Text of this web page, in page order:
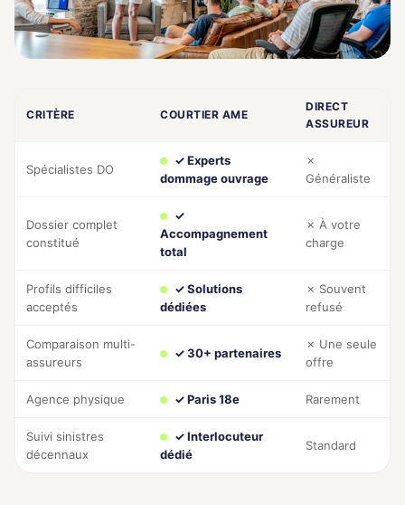
CRITÈRE COURTIER AME
DIRECT
ASSUREUR
Spécialistes DO
✓ Experts
dommage ouvrage
✗
Généraliste
Dossier complet
constitué
✓
Accompagnement
total
✗ À votre
charge
Profils difficiles
acceptés
✓ Solutions
dédiées
✗ Souvent
refusé
Comparaison multi-
assureurs
✓ 30+ partenaires
✗ Une seule
offre
Agence physique ✓ Paris 18e Rarement
Suivi sinistres
décennaux
✓ Interlocuteur
dédié
Standard